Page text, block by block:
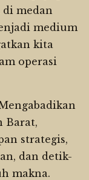
medan
medium
kita
operasi
Barat,
strategis,
dan detik-
makna.